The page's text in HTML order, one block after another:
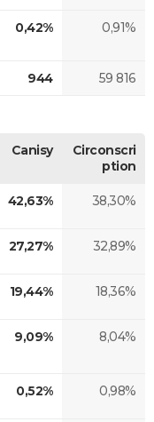
0,42% 0,91%
944 59 816
Canisy
Circonscri
ption
42,63% 38,30%
27,27% 32,89%
19,44% 18,36%
9,09% 8,04%
0,52% 0,98%